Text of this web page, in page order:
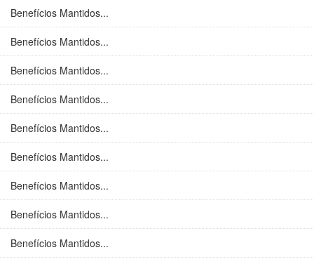
Benefícios Mantidos...
Benefícios Mantidos...
Benefícios Mantidos...
Benefícios Mantidos...
Benefícios Mantidos...
Benefícios Mantidos...
Benefícios Mantidos...
Benefícios Mantidos...
Benefícios Mantidos...